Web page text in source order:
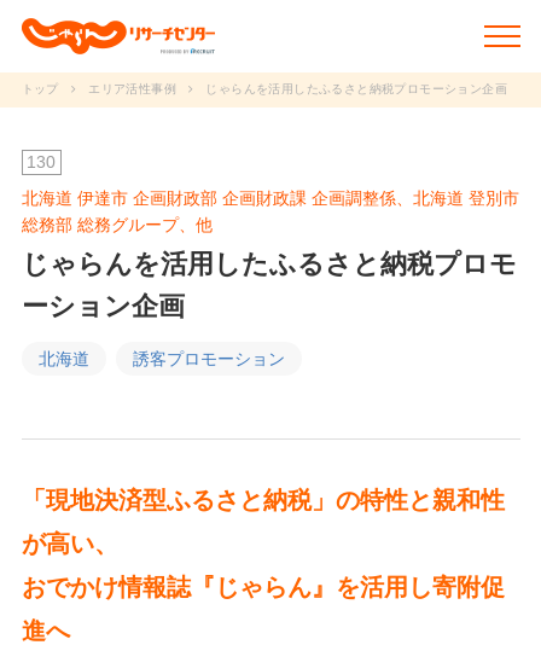
新着情報
調査データ
研究事例
セミナー
JRCについて
メルマガ登録・登録内容変更
トップ エリア活性事例 じゃらんを活用したふるさと納税プロモーション企画
130
北海道 伊達市 企画財政部 企画財政課 企画調整係、北海道 登別市
総務部 総務グループ、他
じゃらんを活用したふるさと納税プロモ
ーション企画
北海道 誘客プロモーション
「現地決済型ふるさと納税」の特性と親和性
が高い、
おでかけ情報誌『じゃらん』を活用し寄附促
進へ